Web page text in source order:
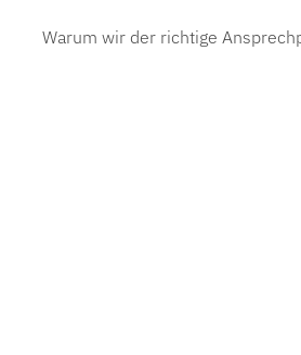
Warum wir der richtige